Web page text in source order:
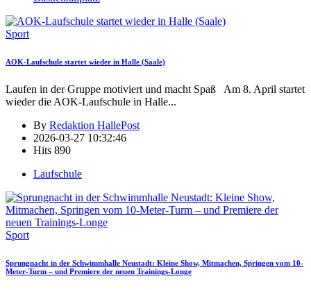
Sport
AOK-Laufschule startet wieder in Halle (Saale)
Laufen in der Gruppe motiviert und macht Spaß Am 8. April startet
wieder die AOK-Laufschule in Halle...
By Redaktion HallePost
2026-03-27 10:32:46
Hits 890
Laufschule
Sport
Sprungnacht in der Schwimmhalle Neustadt: Kleine Show, Mitmachen, Springen vom 10-
Meter-Turm – und Premiere der neuen Trainings-Longe